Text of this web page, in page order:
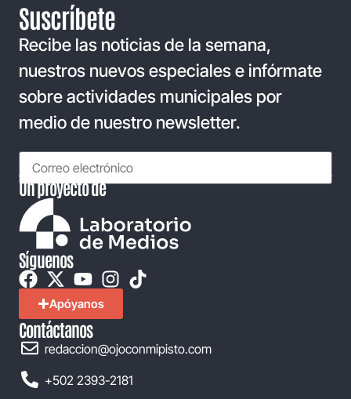
Suscríbete
Recibe las noticias de la semana,
nuestros nuevos especiales e infórmate
sobre actividades municipales por
medio de nuestro newsletter.
Un proyecto de
Síguenos
Apóyanos
Contáctanos
redaccion@ojoconmipisto.com
+502 2393-2181